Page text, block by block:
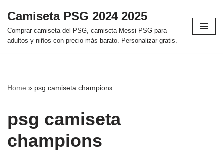
Saltar
al
Camiseta PSG 2024 2025
Comprar camiseta del PSG, camiseta Messi PSG para
adultos y niños con precio más barato. Personalizar gratis.
Home » psg camiseta champions
psg camiseta
champions